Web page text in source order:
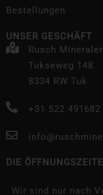
Bestellungen
UNSER GESCHÄFT
Rusch
Tukseweg 148
8334 RW Tuk
+31 522 491682
DIE
Wir sind nur nach